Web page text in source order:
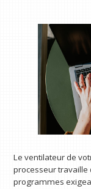
Le ventilateur de
processeur travaille
programmes